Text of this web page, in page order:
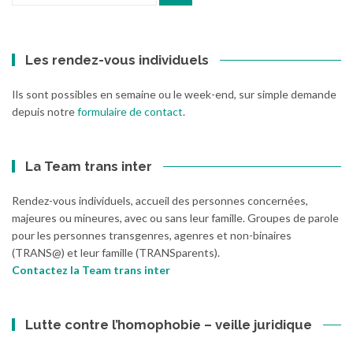
Les rendez-vous individuels
Ils sont possibles en semaine ou le week-end, sur simple demande
depuis notreformulaire de contact.
La Team trans inter
Rendez-vous individuels, accueil des personnes concernées,
majeures ou mineures, avec ou sans leur famille. Groupes de parole
pour les personnes transgenres, agenres et non-binaires
(TRANS@) et leur famille (TRANSparents).
Contactez la Team trans inter
Lutte contre l’homophobie – veille juridique